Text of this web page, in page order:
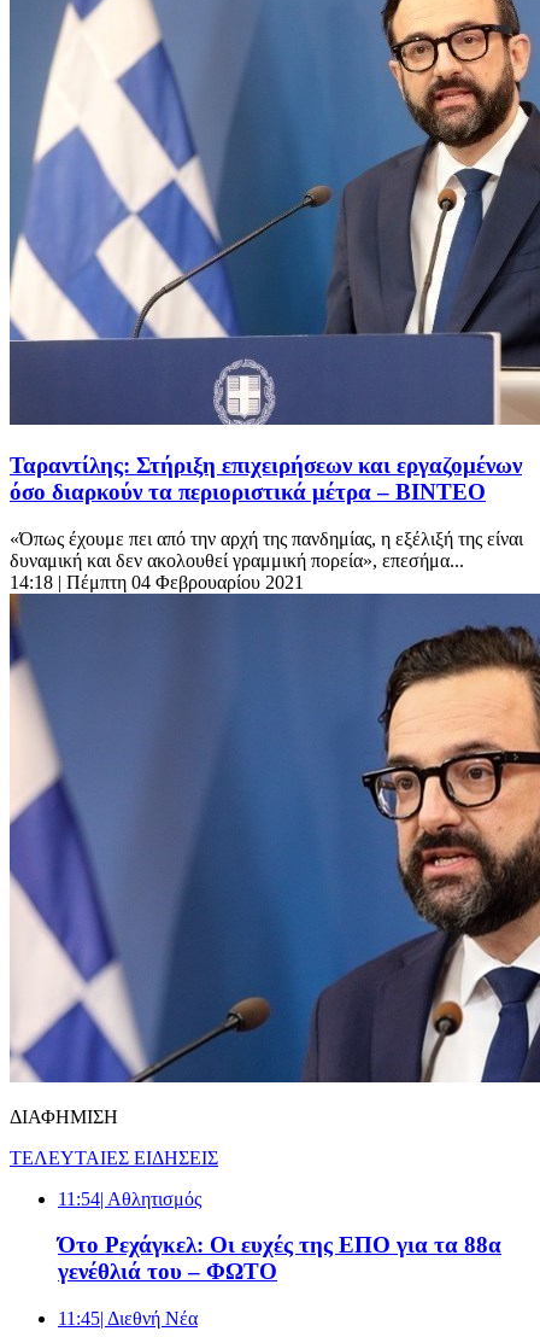
Ταραντίλης: Στήριξη επιχειρήσεων και εργαζομένων
όσο διαρκούν τα περιοριστικά μέτρα – ΒΙΝΤΕΟ
«Όπως έχουμε πει από την αρχή της πανδημίας, η εξέλιξή της είναι
δυναμική και δεν ακολουθεί γραμμική πορεία», επεσήμα...
14:18 | Πέμπτη 04 Φεβρουαρίου 2021
ΔΙΑΦΗΜΙΣΗ
ΤΕΛΕΥΤΑΙΕΣ ΕΙΔΗΣΕΙΣ
11:54| Αθλητισμός
Ότο Ρεχάγκελ: Οι ευχές της EΠΟ για τα 88α
γενέθλιά του – ΦΩΤΟ
11:45| Διεθνή Νέα